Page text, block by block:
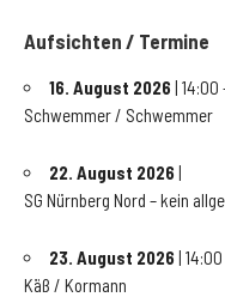
Aufsichten / Termine
16. August 2026 | 14:00
Schwemmer / Schwemmer
22. August 2026 |
SG Nürnberg Nord – kein
23. August 2026 |
Käß / Kormann